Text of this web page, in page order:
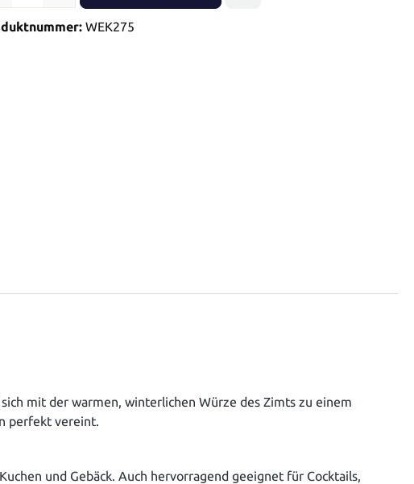
WEK275
mit der warmen, winterlichen Würze des Zimts zu einem
perfekt vereint.
und Gebäck. Auch hervorragend geeignet für Cocktails,